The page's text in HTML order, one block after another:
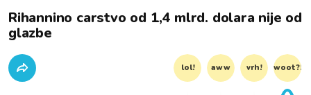
Rihannino carstvo od 1,4 mlrd. dolara nije od
glazbe
lol! aww vrh! woot?!